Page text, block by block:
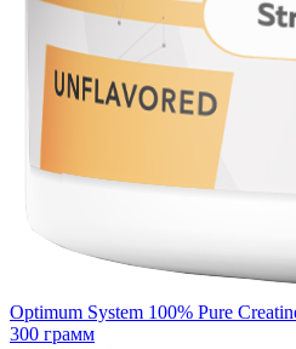
Optimum System 100% Pure
300 грамм